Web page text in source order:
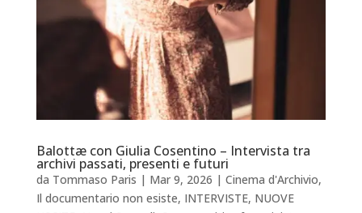
Balottæ con Giulia Cosentino – Intervista tra
archivi passati, presenti e futuri
da Tommaso Paris | Mar 9, 2026 | Cinema d'Archivio,
Il documentario non esiste, INTERVISTE, NUOVE